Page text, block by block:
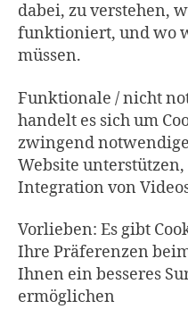
dabei, zu verstehen,
funktioniert, und wo
müssen.
Funktionale / nicht
handelt es sich um
zwingend
Website
Integration von
Vorlieben: Es gibt
Ihre Präferenzen
Ihnen ein besseres
ermöglichen